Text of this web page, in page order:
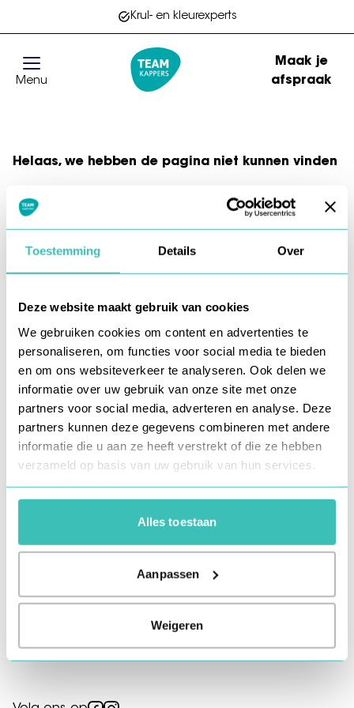
Toestemming Details Over
Deze website maakt gebruik van cookies
We gebruiken cookies om content en advertenties te
personaliseren, om functies voor social media te bieden
en om ons websiteverkeer te analyseren. Ook delen we
informatie over uw gebruik van onze site met onze
partners voor social media, adverteren en analyse. Deze
partners kunnen deze gegevens combineren met andere
informatie die u aan ze heeft verstrekt of die ze hebben
verzameld op basis van uw gebruik van hun services.
Alles toestaan
Aanpassen
Weigeren
Krul- en kleurexperts
Menu
Maak je
afspraak
Helaas, we hebben de pagina niet kunnen vinden
actie waarnaar u zocht al verlopen. We hopen u
weer op weg te helpen met de volgende links.
Meer Team Kappers
Vind je salon
Prijzen en behandelingen
Producten
Over ons
Veelgestelde vragen
Blog
Voorwaarden
Abonnement